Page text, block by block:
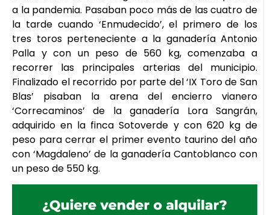
a la pandemia. Pasaban poco más de las cuatro de
la tarde cuando ‘Enmudecido’, el primero de los
tres toros perteneciente a la ganadería Antonio
Palla y con un peso de 560 kg, comenzaba a
recorrer las principales arterias del municipio.
Finalizado el recorrido por parte del ‘IX Toro de San
Blas’ pisaban la arena del encierro vianero
‘Correcaminos’ de la ganadería Lora Sangrán,
adquirido en la finca Sotoverde y con 620 kg de
peso para cerrar el primer evento taurino del año
con ‘Magdaleno’ de la ganadería Cantoblanco con
un peso de 550 kg.